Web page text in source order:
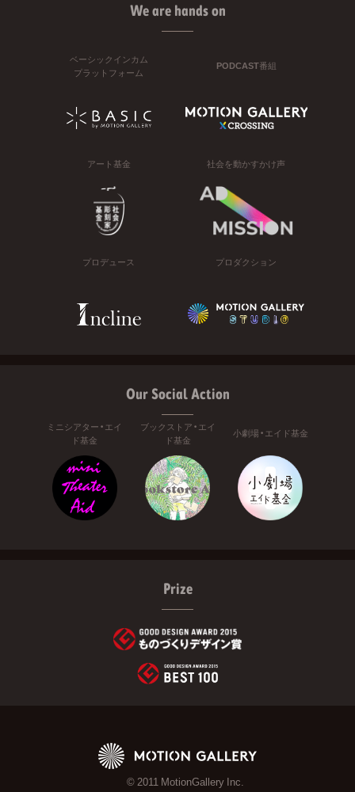
We are hands on
ベーシックインカム
プラットフォーム
PODCAST番組
アート基金 社会を動かすかけ声
プロデュース プロダクション
Our Social Action
ミニシアター・エイ
ド基金
ブックストア・エイ
ド基金
小劇場・エイド基金
Prize
© 2011 MotionGallery Inc.